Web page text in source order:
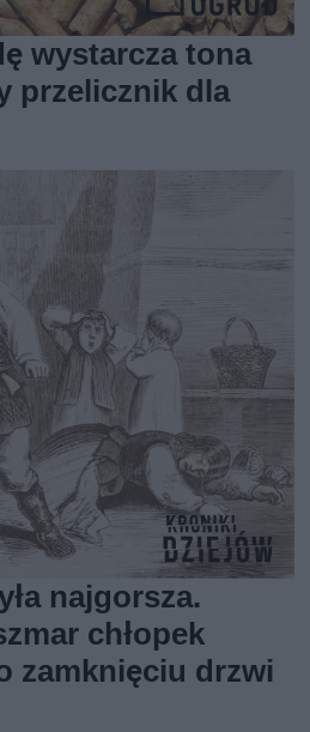
wystarcza tona
przelicznik dla
najgorsza.
chłopek
zamknięciu drzwi